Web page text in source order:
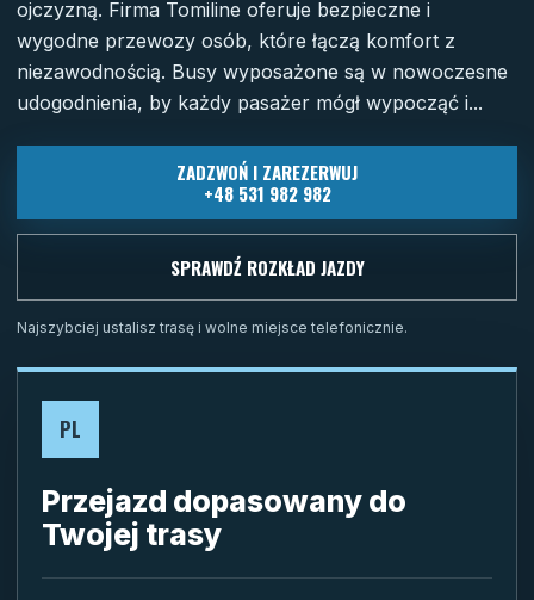
ojczyzną. Firma Tomiline oferuje bezpieczne i
wygodne przewozy osób, które łączą komfort z
niezawodnością. Busy wyposażone są w nowoczesne
udogodnienia, by każdy pasażer mógł wypocząć i...
ZADZWOŃ I ZAREZERWUJ
+48 531 982 982
SPRAWDŹ ROZKŁAD JAZDY
Najszybciej ustalisz trasę i wolne miejsce telefonicznie.
PL
Przejazd dopasowany do
Twojej trasy